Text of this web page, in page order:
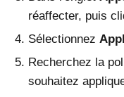
réaffecter, puis
Sélectionnez
Recherchez la
souhaitez